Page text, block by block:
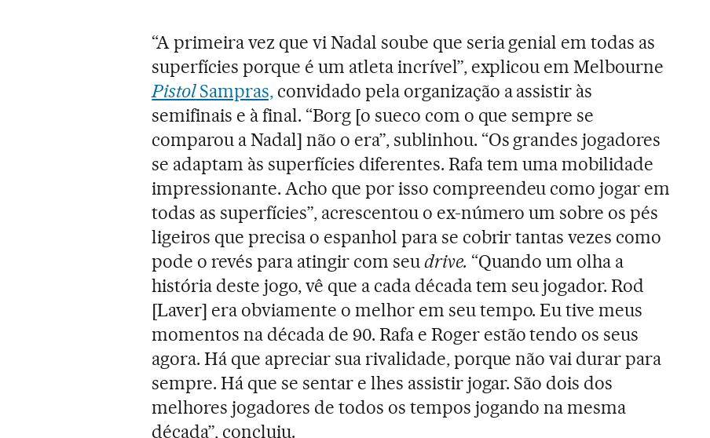
“A primeira vez que vi Nadal soube que seria genial em todas as
superfícies porque é um atleta incrível”, explicou em Melbourne
PistolSampras, convidado pela organização a assistir às
semifinais e à final. “Borg [o sueco com o que sempre se
comparou a Nadal] não o era”, sublinhou. “Os grandes jogadores
se adaptam às superfícies diferentes. Rafa tem uma mobilidade
impressionante. Acho que por isso compreendeu como jogar em
todas as superfícies”, acrescentou o ex-número um sobre os pés
ligeiros que precisa o espanhol para se cobrir tantas vezes como
pode o revés para atingir com seudrive. “Quando um olha a
história deste jogo, vê que a cada década tem seu jogador. Rod
[Laver] era obviamente o melhor em seu tempo. Eu tive meus
momentos na década de 90. Rafa e Roger estão tendo os seus
agora. Há que apreciar sua rivalidade, porque não vai durar para
sempre. Há que se sentar e lhes assistir jogar. São dois dos
melhores jogadores de todos os tempos jogando na mesma
década”, concluiu.